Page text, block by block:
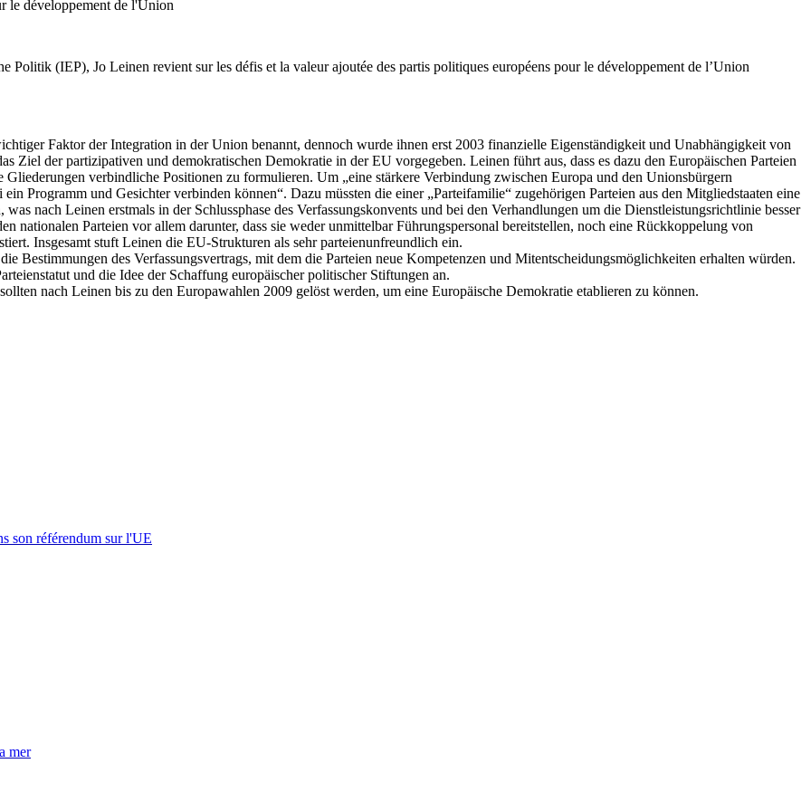
le développement de l'Union
Politik (IEP), Jo Leinen revient sur les défis et la valeur ajoutée des partis politiques européens pour le développement de l’Union
Faktor der Integration in der Union benannt, dennoch wurde ihnen erst 2003 finanzielle Eigenständigkeit und Unabhängigkeit von
Ziel der partizipativen und demokratischen Demokratie in der EU vorgegeben. Leinen führt aus, dass es dazu den Europäischen Parteien
verbindliche Positionen zu formulieren. Um „eine stärkere Verbindung zwischen Europa und den Unionsbürgern
Programm und Gesichter verbinden können“. Dazu müssten die einer „Parteifamilie“ zugehörigen Parteien aus den Mitgliedstaaten eine
nach Leinen erstmals in der Schlussphase des Verfassungskonvents und bei den Verhandlungen um die Dienstleistungsrichtlinie besser
nationalen Parteien vor allem darunter, dass sie weder unmittelbar Führungspersonal bereitstellen, noch eine Rückkoppelung von
Insgesamt stuft Leinen die EU-Strukturen als sehr parteienunfreundlich ein.
Bestimmungen des Verfassungsvertrags, mit dem die Parteien neue Kompetenzen und Mitentscheidungsmöglichkeiten erhalten würden.
und die Idee der Schaffung europäischer politischer Stiftungen an.
nach Leinen bis zu den Europawahlen 2009 gelöst werden, um eine Europäische Demokratie etablieren zu können.
son référendum sur l'UE
mer